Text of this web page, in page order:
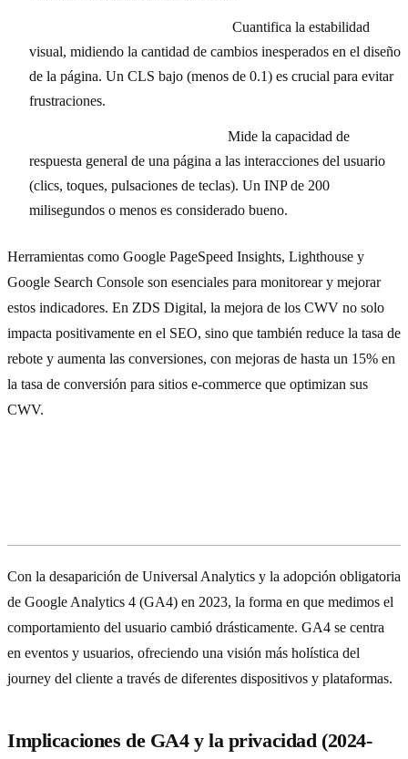
Cuantifica la estabilidad
visual, midiendo la cantidad de cambios inesperados en el diseño
de la página. Un CLS bajo (menos de 0.1) es crucial para evitar
frustraciones.
Mide la capacidad de
respuesta general de una página a las interacciones del usuario
(clics, toques, pulsaciones de teclas). Un INP de 200
milisegundos o menos es considerado bueno.
Herramientas como Google PageSpeed Insights, Lighthouse y
Google Search Console son esenciales para monitorear y mejorar
estos indicadores. En ZDS Digital, la mejora de los CWV no solo
impacta positivamente en el SEO, sino que también reduce la tasa de
rebote y aumenta las conversiones, con mejoras de hasta un 15% en
la tasa de conversión para sitios e-commerce que optimizan sus
CWV.
Con la desaparición de Universal Analytics y la adopción obligatoria
de Google Analytics 4 (GA4) en 2023, la forma en que medimos el
comportamiento del usuario cambió drásticamente. GA4 se centra
en eventos y usuarios, ofreciendo una visión más holística del
journey del cliente a través de diferentes dispositivos y plataformas.
Implicaciones de GA4 y la privacidad (2024-